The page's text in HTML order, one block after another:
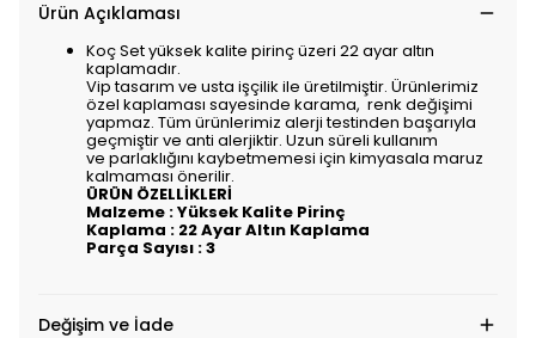
Ürün Açıklaması
Koç Set yüksek kalite pirinç üzeri 22 ayar altın
kaplamadır.
Vip tasarım ve usta işçilik ile üretilmiştir. Ürünlerimiz
özel kaplaması sayesinde karama, renk değişimi
yapmaz. Tüm ürünlerimiz alerji testinden başarıyla
geçmiştir ve anti alerjiktir. Uzun süreli kullanım
ve parlaklığını kaybetmemesi için kimyasala maruz
kalmaması önerilir.
ÜRÜN ÖZELLİKLERİ
Malzeme : Yüksek Kalite Pirinç
Kaplama : 22 Ayar Altın Kaplama
Parça Sayısı : 3
Değişim ve İade